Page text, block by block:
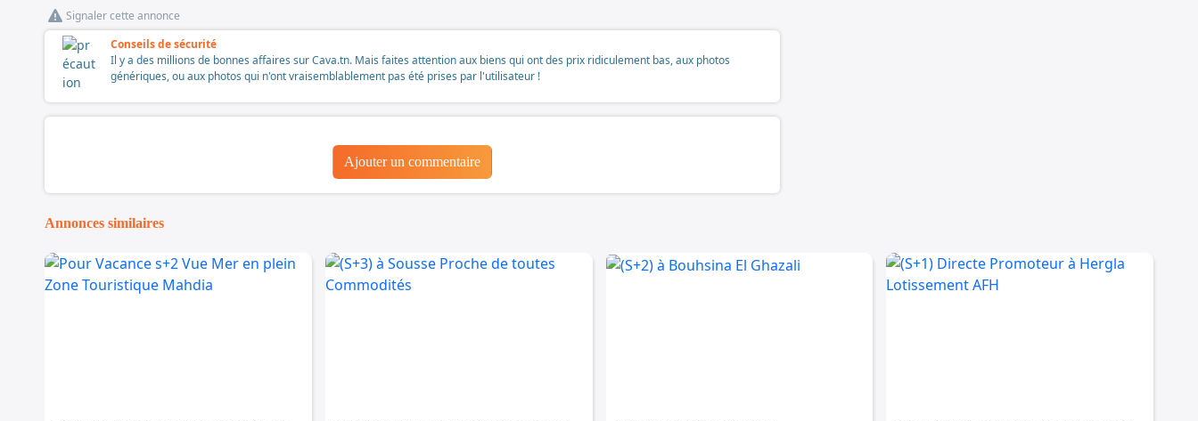
Signaler cette annonce
Conseils de sécurité
Il y a des millions de bonnes affaires sur Cava.tn. Mais faites attention aux biens qui ont des prix ridiculement bas, aux photos
génériques, ou aux photos qui n'ont vraisemblablement pas été prises par l'utilisateur !
Ajouter un commentaire
Annonces similaires